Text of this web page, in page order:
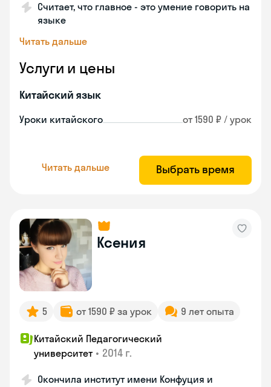
Считает, что главное - это умение говорить на
языке
Читать дальше
Услуги и цены
Китайский язык
Уроки китайского от 1590 ₽ / урок
Читать дальше Выбрать время
Ксения
5 от 1590 ₽ за урок 9 лет опыта
Китайский Педагогический
университет • 2014 г.
Окончила институт имени Конфуция и